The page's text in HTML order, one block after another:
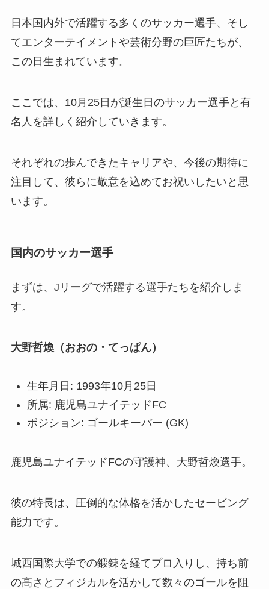
日本国内外で活躍する多くのサッカー選手、そし
てエンターテイメントや芸術分野の巨匠たちが、
この日生まれています。
ここでは、10月25日が誕生日のサッカー選手と有
名人を詳しく紹介していきます。
それぞれの歩んできたキャリアや、今後の期待に
注目して、彼らに敬意を込めてお祝いしたいと思
います。
国内のサッカー選手
まずは、Jリーグで活躍する選手たちを紹介しま
す。
大野哲煥（おおの・てっぱん）
生年月日: 1993年10月25日
所属: 鹿児島ユナイテッドFC
ポジション: ゴールキーパー (GK)
鹿児島ユナイテッドFCの守護神、大野哲煥選手。
彼の特長は、圧倒的な体格を活かしたセービング
能力です。
城西国際大学での鍛錬を経てプロ入りし、持ち前
の高さとフィジカルを活かして数々のゴールを阻